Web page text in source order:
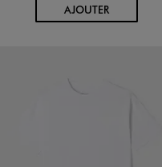
AJOUTERAU PANIER